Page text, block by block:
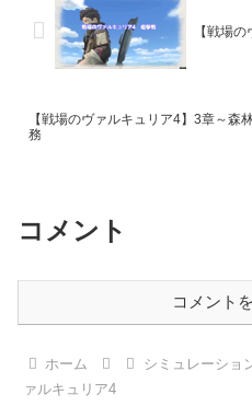
【戦場
【戦場のヴァルキュリア4】3章～森
務
コメント
コメント
ホーム シミュレーショ
ァルキュリア4